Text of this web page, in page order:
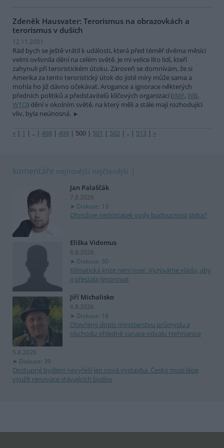
Zdeněk Hausvater: Terorismus na obrazovkách a
terorismus v duších
12.11.2001
Rád bych se ještě vrátil k události, která před téměř dvěma měsíci
velmi ovlivnila dění na celém světě. Je mi velice líto lidí, kteří
zahynuli při teroristickém útoku. Zároveň se domnívám, že si
Amerika za tento teroristický útok do jisté míry může sama a
mohla ho již dávno očekávat. Arogance a ignorace některých
předních politiků a představitelů klíčových organizací (IMF, WB,
WTO) dění v okolním světě, na který měli a stále mají rozhodující
vliv, byla neúnosná.
« | 1 | .. | 498 | 499 | 500 | 501 | 502 | .. | 513 | »
komentáře nejnovější nejčtenější
Jan Palaščák
7.8.2026
Diskuse: 13
Ohrožuje nedostatek vody budoucnost jádra?
Eliška Vidomus
6.8.2026
Diskuse: 30
Klimatická krize není over. Vyzýváme vládu, aby
ji přestala ignorovat
Jiří Michalisko
6.8.2026
Diskuse: 18
Otevřený dopis ministerstvu průmyslu a
obchodu ohledně sanace odvalu Heřmanice
5.8.2026
Diskuse: 39
Dostupné bydlení nevyřeší jen nová výstavba. Česko musí lépe
využít renovace stávajících budov